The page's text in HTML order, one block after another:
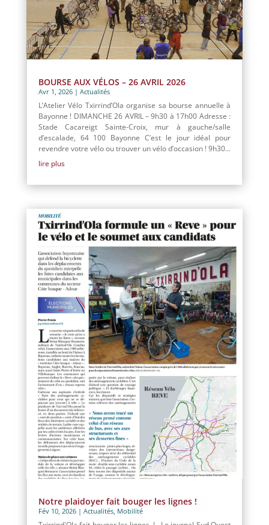
BOURSE AUX VÉLOS – 26 AVRIL 2026
Avr 1, 2026| Actualités
L’Atelier Vélo Txirrind’Ola organise sa bourse annuelle à
Bayonne ! DIMANCHE 26 AVRIL – 9h30 à 17h00 Adresse :
Stade Cacareigt Sainte-Croix, mur à gauche/salle
d’escalade, 64 100 Bayonne C’est le jour idéal pour
revendre votre vélo ou trouver un vélo d’occasion ! 9h30...
lire plus
Notre plaidoyer fait bouger les lignes !
Fév 10, 2026| Actualités, Mobilité